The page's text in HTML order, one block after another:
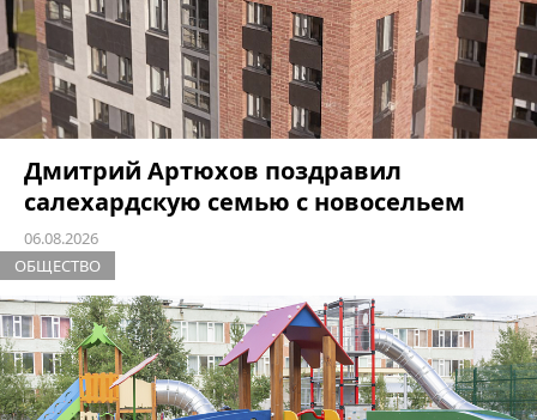
Дмитрий Артюхов поздравил
салехардскую семью с новосельем
06.08.2026
ОБЩЕСТВО